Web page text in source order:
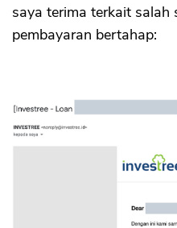
saya terima terkait salah
pembayaran bertahap: